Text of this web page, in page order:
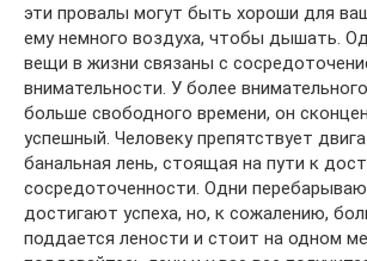
эти провалы могут быть хороши для
ему немного воздуха, чтобы дышать.
вещи в жизни связаны с
внимательности. У более
больше свободного времени, он
успешный. Человеку препятствует
банальная лень, стоящая на пути к
сосредоточенности. Одни
достигают успеха, но, к сожалению,
поддается лености и стоит на одном